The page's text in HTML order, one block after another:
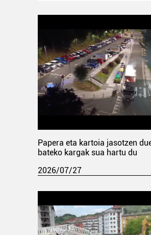
Papera eta kartoia jasotzen
bateko kargak sua hartu du
2026/07/27